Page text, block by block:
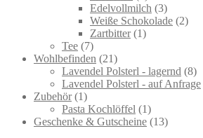
product
Edelvollmilch 33
products
Weiße Schokolade 22
Zartbitter 11
Tee 77
products
Wohlbefinden 2121
products
Lavendel Polsterl - lagernd 88
Lavendel Polsterl - auf Anfrage
Zubehör 11
product
Pasta Kochlöffel 11
product
Geschenke & Gutscheine 1313